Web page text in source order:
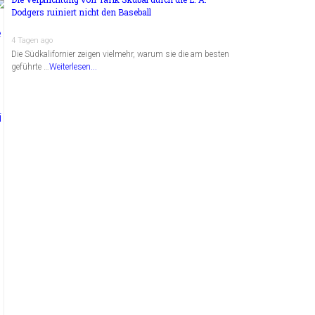
Dodgers ruiniert nicht den Baseball
4 Tagen ago
Die Südkalifornier zeigen vielmehr, warum sie die am besten
geführte …Weiterlesen...